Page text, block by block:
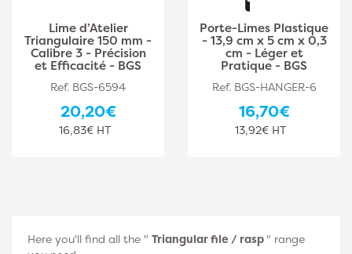
Lime d’Atelier
Triangulaire 150 mm -
Calibre 3 - Précision
et Efficacité - BGS
Ref. BGS-6594
20,20€
16,83€ HT
Porte-Limes Plastique
- 13,9 cm x 5 cm x 0,3
cm - Léger et
Pratique - BGS
Ref. BGS-HANGER-6
16,70€
13,92€ HT
Here you'll find all the " Triangular file / rasp " range